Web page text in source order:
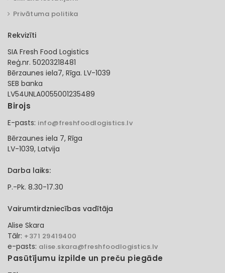
Privātuma politika
Rekvizīti
SIA Fresh Food Logistics
Reģ.nr. 50203218481
Bērzaunes iela7, Rīga. LV-1039
SEB banka
LV54UNLA0055001235489
Birojs
E-pasts: info@freshfoodlogistics.lv
Bērzaunes iela 7, Rīga
LV-1039, Latvija
Darba laiks:
P.-Pk. 8.30-17.30
Vairumtirdzniecības vadītāja
Alise Skara
Tālr: +371 29419400
e-pasts: alise.skara@freshfoodlogistics.lv
Pasūtījumu izpilde un preču piegāde